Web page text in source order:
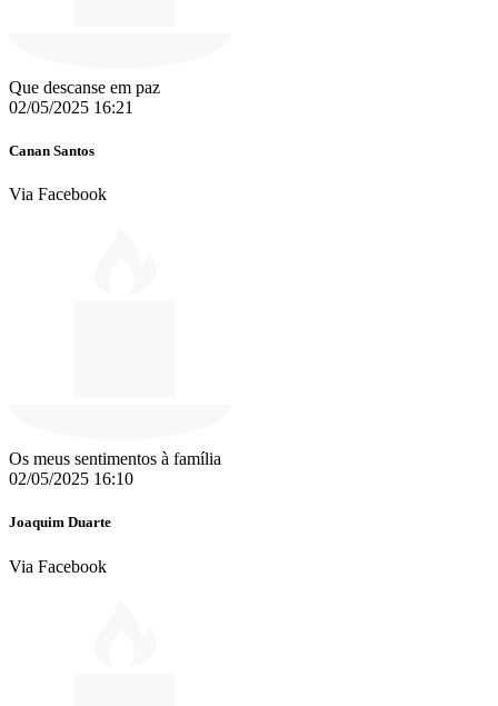
Que descanse em paz
02/05/2025 16:21
Canan Santos
Via Facebook
Os meus sentimentos à família
02/05/2025 16:10
Joaquim Duarte
Via Facebook